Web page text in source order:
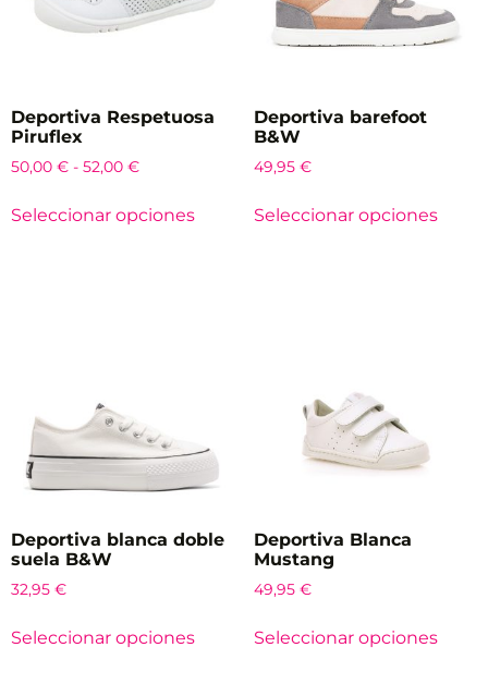
Deportiva Respetuosa
Piruflex
50,00 € - 52,00 €
Seleccionar opciones
Deportiva barefoot
B&W
49,95 €
Seleccionar opciones
Deportiva blanca doble
suela B&W
32,95 €
Seleccionar opciones
Deportiva Blanca
Mustang
49,95 €
Seleccionar opciones